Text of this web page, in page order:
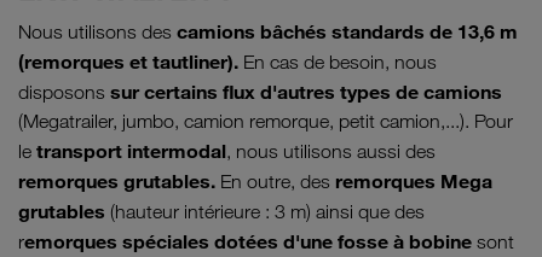
Nous utilisons des camions bâchés standards de 13,6 m
(remorques et tautliner). En cas de besoin, nous
disposons sur certains flux d'autres types de camions
(Megatrailer, jumbo, camion remorque, petit camion,...). Pour
le transport intermodal, nous utilisons aussi des
remorques grutables. En outre, des remorques Mega
grutables (hauteur intérieure : 3 m) ainsi que des
remorques spéciales dotées d'une fosse à bobine sont